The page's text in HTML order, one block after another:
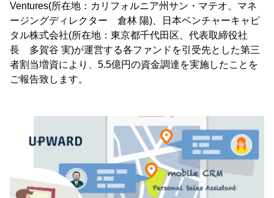
Ventures(所在地：カリフォルニア州サン・マテオ、マネ
ージングディレクター 倉林 陽)、日本ベンチャーキャピ
タル株式会社(所在地：東京都千代田区、代表取締役社
長 多賀谷 実)が運営する各ファンドを引受先とした第三
者割当増資により、5.5億円の資金調達を実施したことを
ご報告致します。